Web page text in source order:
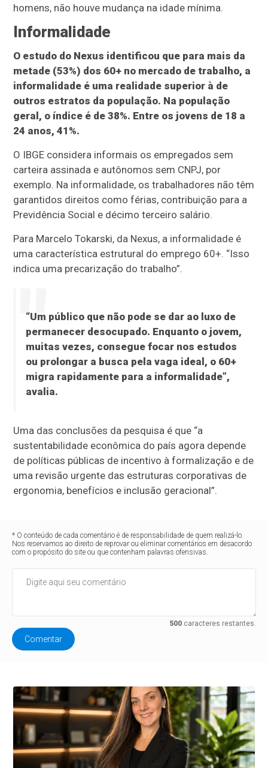
homens, não houve mudança na idade mínima.
Informalidade
O estudo do Nexus identificou que para mais da
metade (53%) dos 60+ no mercado de trabalho, a
informalidade é uma realidade superior à de
outros estratos da população. Na população
geral, o índice é de 38%. Entre os jovens de 18 a
24 anos, 41%.
O IBGE considera informais os empregados sem
carteira assinada e autônomos sem CNPJ, por
exemplo. Na informalidade, os trabalhadores não têm
garantidos direitos como férias, contribuição para a
Previdência Social e décimo terceiro salário.
Para Marcelo Tokarski, da Nexus, a informalidade é
uma característica estrutural do emprego 60+. “Isso
indica uma precarização do trabalho”.
“Um público que não pode se dar ao luxo de
permanecer desocupado. Enquanto o jovem,
muitas vezes, consegue focar nos estudos
ou prolongar a busca pela vaga ideal, o 60+
migra rapidamente para a informalidade”,
avalia.
Uma das conclusões da pesquisa é que “a
sustentabilidade econômica do país agora depende
de políticas públicas de incentivo à formalização e de
uma revisão urgente das estruturas corporativas de
ergonomia, benefícios e inclusão geracional”.
* O conteúdo de cada comentário é de responsabilidade de quem realizá-lo.
Nos reservamos ao direito de reprovar ou eliminar comentários em desacordo
com o propósito do site ou que contenham palavras ofensivas.
500caracteres restantes.
Comentar